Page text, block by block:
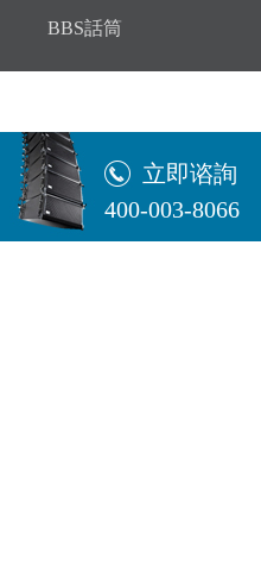
BBS話筒
立即谘詢
400-003-8066